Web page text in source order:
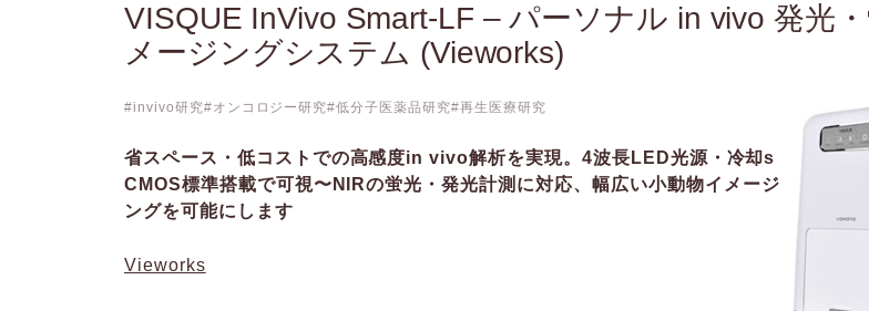
VISQUE InVivo Smart-LF – パーソナル in vivo 発光
メージングシステム (Vieworks)
invivo研究 オンコロジー研究 低分子医薬品研究 再生医療研究
省スペース・低コストでの高感度in vivo解析を実現。4波長LED光源・冷却s
CMOS標準搭載で可視〜NIRの蛍光・発光計測に対応、幅広い小動物イメージ
ングを可能にします
Vieworks